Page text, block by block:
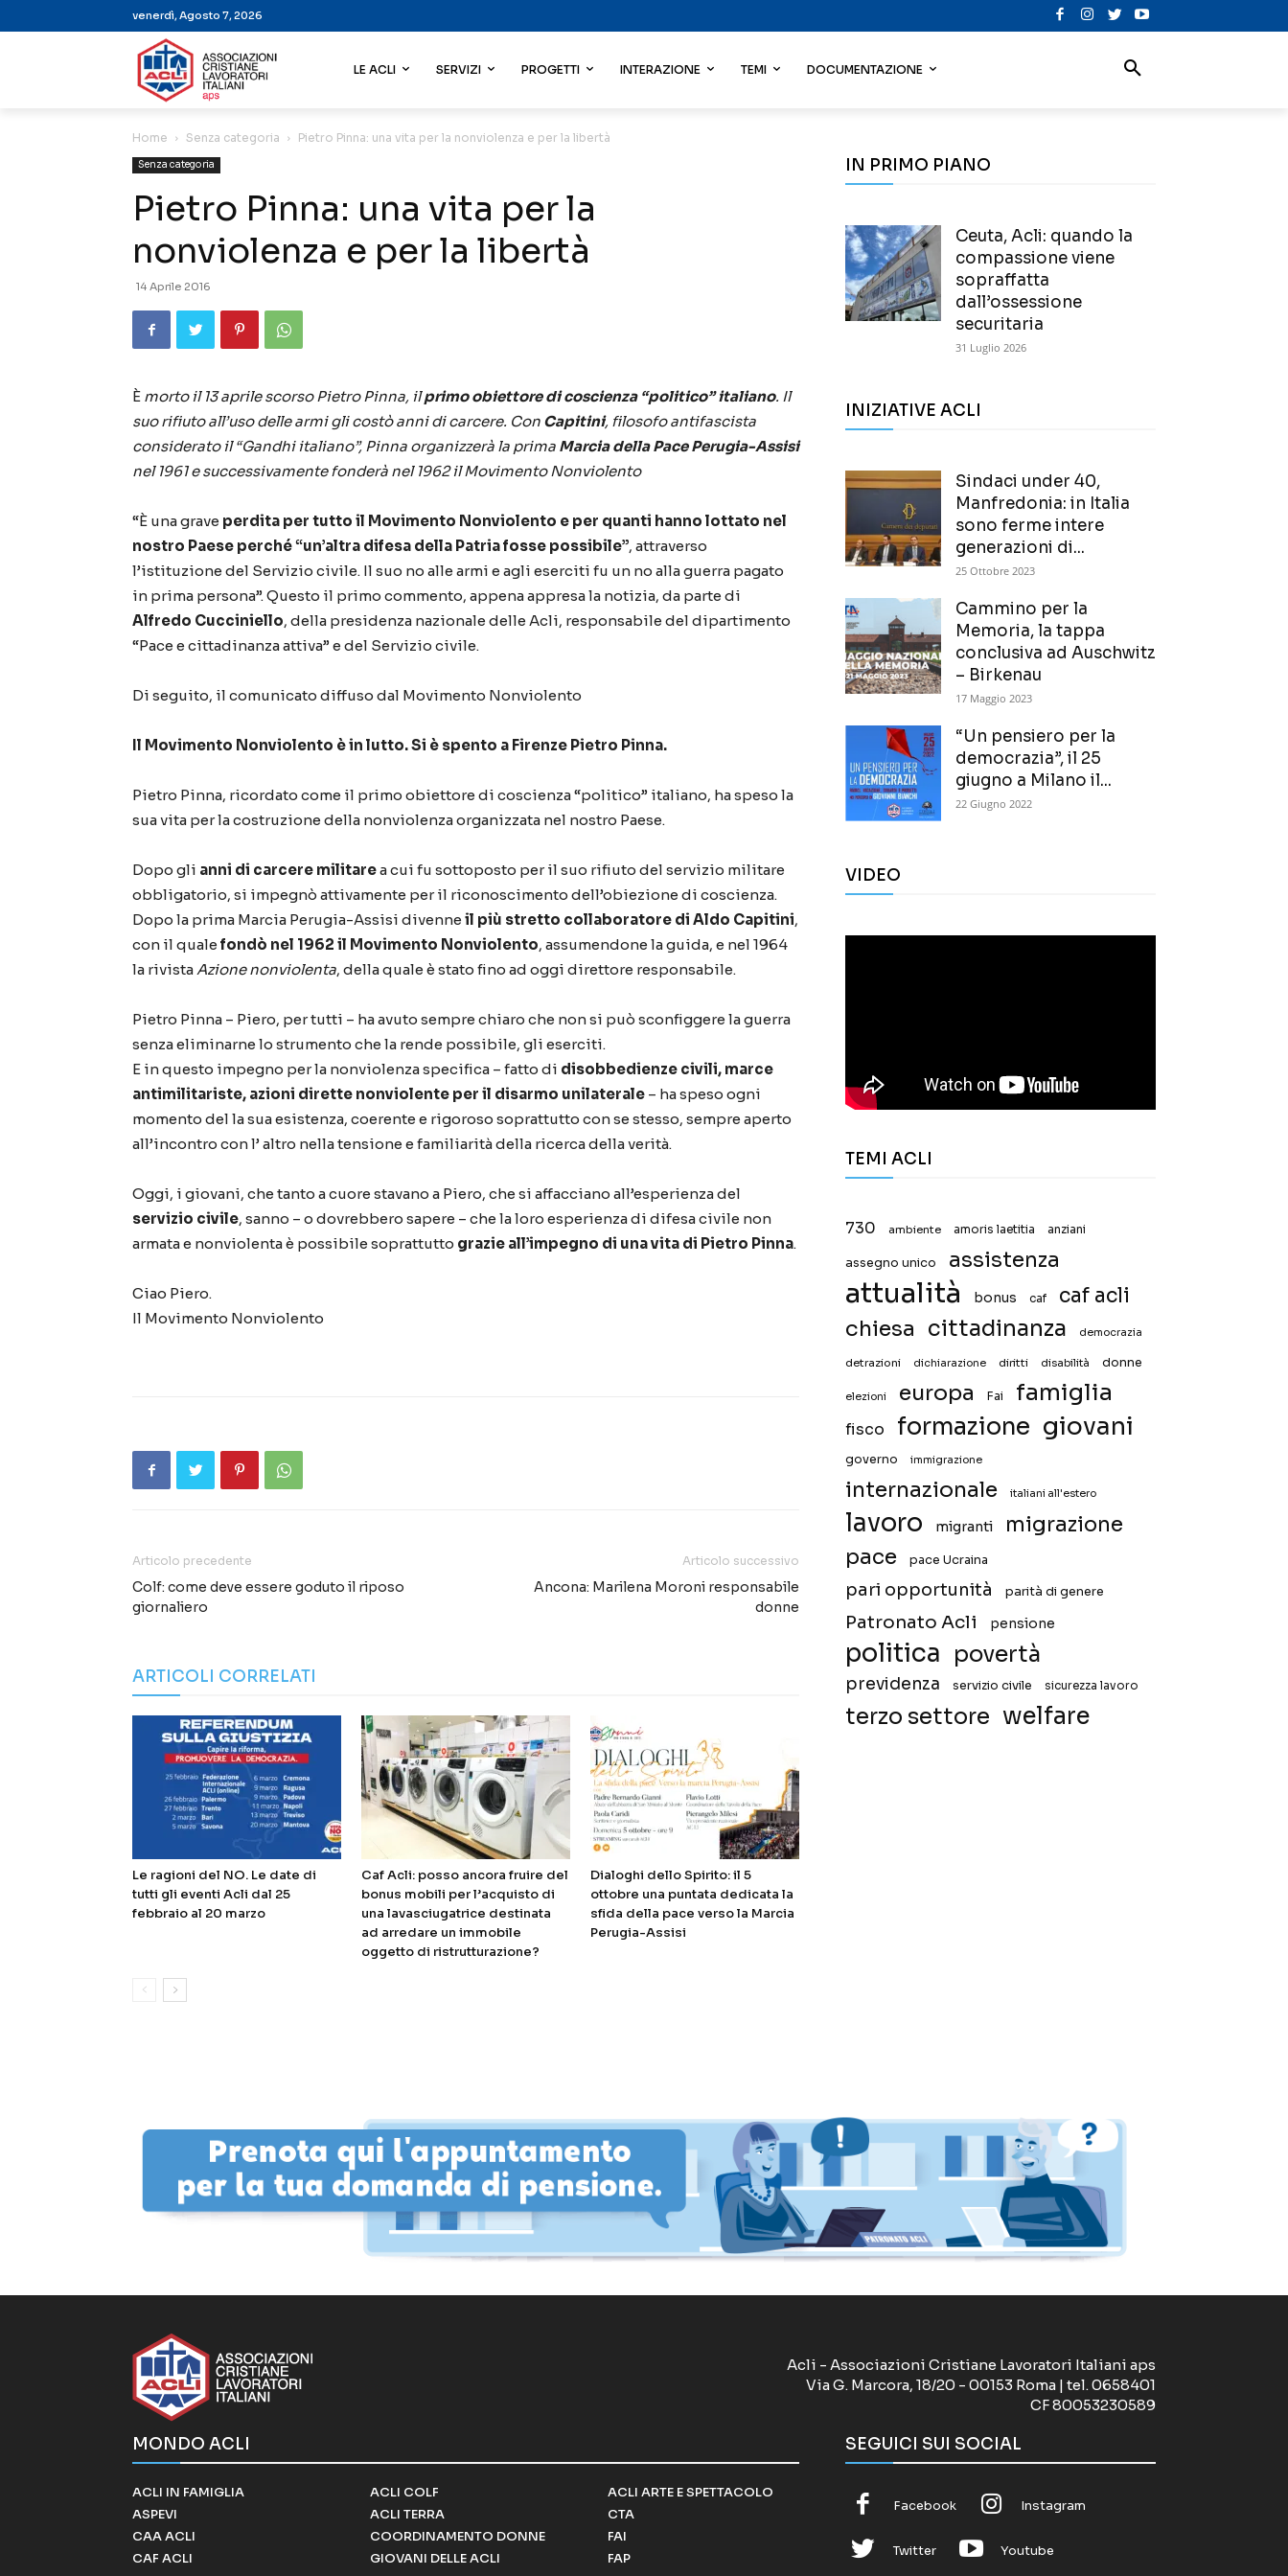
venerdì, Agosto 7, 2026
LE ACLI SERVIZI PROGETTI INTERAZIONE TEMI DOCUMENTAZIONE
Home Senza categoria Pietro Pinna: una vita per la nonviolenza e per la libertà
Senza categoria
Pietro Pinna: una vita per la
nonviolenza e per la libertà
14 Aprile 2016
È morto il 13 aprile scorso Pietro Pinna, ilprimo obiettore di coscienza “politico” italiano. Il
suo rifiuto all’uso delle armi gli costò anni di carcere. Con Capitini, filosofo antifascista
considerato il “Gandhi italiano”, Pinna organizzerà la prima Marcia della Pace Perugia-Assisi
nel 1961 e successivamente fonderà nel 1962 il Movimento Nonviolento
“È una grave perdita per tutto il Movimento Nonviolento e per quanti hanno lottato nel
nostro Paese perché “un’altra difesa della Patria fosse possibile”, attraverso
l’istituzione del Servizio civile. Il suo no alle armi e agli eserciti fu un no alla guerra pagato
in prima persona”. Questo il primo commento, appena appresa la notizia, da parte di
Alfredo Cucciniello, della presidenza nazionale delle Acli, responsabile del dipartimento
“Pace e cittadinanza attiva” e del Servizio civile.
Di seguito, il comunicato diffuso dal Movimento Nonviolento
Il Movimento Nonviolento è in lutto. Si è spento a Firenze Pietro Pinna.
Pietro Pinna, ricordato come il primo obiettore di coscienza “politico” italiano, ha speso la
sua vita per la costruzione della nonviolenza organizzata nel nostro Paese.
Dopo gli anni di carcere militarea cui fu sottoposto per il suo rifiuto del servizio militare
obbligatorio, si impegnò attivamente per il riconoscimento dell’obiezione di coscienza.
Dopo la prima Marcia Perugia-Assisi divenne il più stretto collaboratore di Aldo Capitini,
con il quale fondò nel 1962 il Movimento Nonviolento, assumendone la guida, e nel 1964
la rivistaAzione nonviolenta, della quale è stato fino ad oggi direttore responsabile.
Pietro Pinna – Piero, per tutti – ha avuto sempre chiaro che non si può sconfiggere la guerra
senza eliminarne lo strumento che la rende possibile, gli eserciti.
E in questo impegno per la nonviolenza specifica – fatto di disobbedienze civili, marce
antimilitariste, azioni dirette nonviolente per il disarmo unilaterale – ha speso ogni
momento del la sua esistenza, coerente e rigoroso soprattutto con se stesso, sempre aperto
all’incontro con l’ altro nella tensione e familiarità della ricerca della verità.
Oggi, i giovani, che tanto a cuore stavano a Piero, che si affacciano all’esperienza del
servizio civile, sanno – o dovrebbero sapere – che la loro esperienza di difesa civile non
armata e nonviolenta è possibile soprattutto grazie all’impegno di una vita di Pietro Pinna.
Ciao Piero.
Il Movimento Nonviolento
Articolo precedente
Colf: come deve essere goduto il riposo
giornaliero
Articolo successivo
Ancona: Marilena Moroni responsabile
donne
ARTICOLI CORRELATI
Le ragioni del NO. Le date di
tutti gli eventi Acli dal 25
febbraio al 20 marzo
Caf Acli: posso ancora fruire del
bonus mobili per l’acquisto di
una lavasciugatrice destinata
ad arredare un immobile
oggetto di ristrutturazione?
Dialoghi dello Spirito: il 5
ottobre una puntata dedicata la
sfida della pace verso la Marcia
Perugia-Assisi
IN PRIMO PIANO
Ceuta, Acli: quando la
compassione viene
sopraffatta
dall’ossessione
securitaria
31 Luglio 2026
INIZIATIVE ACLI
Sindaci under 40,
Manfredonia: in Italia
sono ferme intere
generazioni di...
25 Ottobre 2023
Cammino per la
Memoria, la tappa
conclusiva ad Auschwitz
– Birkenau
17 Maggio 2023
“Un pensiero per la
democrazia”, il 25
giugno a Milano il...
22 Giugno 2022
VIDEO
TEMI ACLI
730 ambiente amoris laetitia anziani
assegno unico assistenza
attualità bonus caf caf acli
chiesa cittadinanza democrazia
detrazioni dichiarazione diritti disabilità donne
elezioni europa Fai famiglia
fisco formazione giovani
governo immigrazione
internazionale italiani all'estero
lavoro migranti
migrazione
pace
pace Ucraina
pari opportunità parità di genere
Patronato Acli pensione
politica povertà
previdenza servizio civile sicurezza lavoro
terzo settore welfare
Acli - Associazioni Cristiane Lavoratori Italiani aps
Via G. Marcora, 18/20 - 00153 Roma | tel. 0658401
CF 80053230589
MONDO ACLI
ACLI IN FAMIGLIA
ASPEVI
CAA ACLI
CAF ACLI
ACLI COLF
ACLI TERRA
COORDINAMENTO DONNE
GIOVANI DELLE ACLI
ACLI ARTE E SPETTACOLO
CTA
FAI
FAP
SEGUICI SUI SOCIAL
Facebook Instagram
Twitter Youtube